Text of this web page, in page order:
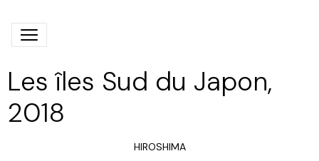
Les îles Sud du Japon,
2018
HIROSHIMA